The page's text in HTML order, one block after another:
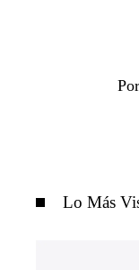
Lo Más